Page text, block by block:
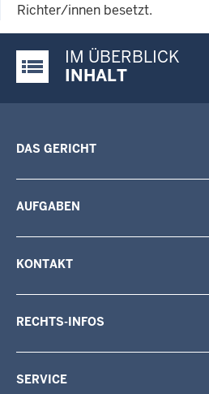
Richter/innen besetzt.
Justiz-Portal im Überblick:
IM ÜBERBLICK
INHALT
DAS GERICHT
AUFGABEN
KONTAKT
RECHTS-INFOS
SERVICE